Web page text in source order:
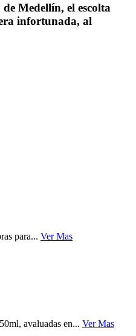
Medellín, el escolta
infortunada, al
para... Ver Mas
avaluadas en... Ver Mas